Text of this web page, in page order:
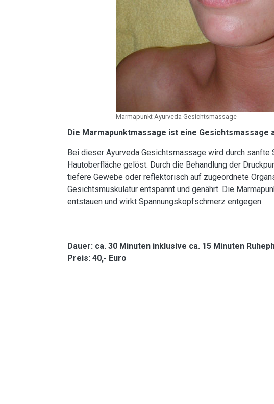
Marmapunkt Ayurveda Gesichtsmassage
Die Marmapunktmassage ist eine Gesichtsmassage
Bei dieser Ayurveda Gesichtsmassage wird durch sanfte
Hautoberfläche gelöst. Durch die Behandlung der
tiefere Gewebe oder reflektorisch auf zugeordnete
Gesichtsmuskulatur entspannt und genährt. Die
entstauen und wirkt Spannungskopfschmerz entgegen.
Dauer: ca. 30 Minuten inklusive ca. 15 Minuten
Preis: 40,- Euro